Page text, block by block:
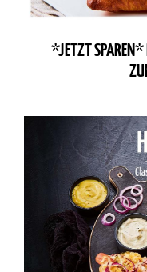
*JETZT SPAREN*